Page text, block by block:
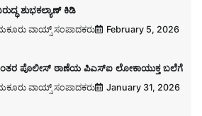
ಶುಭಕಲ್ಯಾಣ್ ಕಿಡಿ
ವಾಯ್ಸ್ ಸಂಪಾದಕರು
February 5, 2026
ಪೊಲೀಸ್ ಠಾಣೆಯ ಪಿಎಸ್ಐ ಲೋಕಾಯುಕ್ತ ಬಲೆಗೆ
ವಾಯ್ಸ್ ಸಂಪಾದಕರು
January 31, 2026